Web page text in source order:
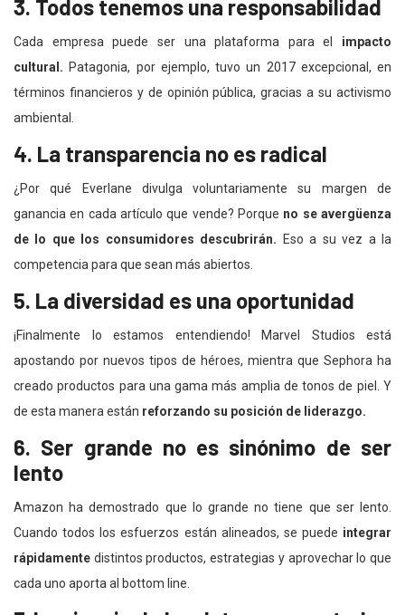
3. Todos tenemos una responsabilidad
Cada empresa puede ser una plataforma para el impacto
cultural. Patagonia, por ejemplo, tuvo un 2017 excepcional, en
términos financieros y de opinión pública, gracias a su activismo
ambiental.
4. La transparencia no es radical
¿Por qué Everlane divulga voluntariamente su margen de
ganancia en cada artículo que vende? Porque no se avergüenza
de lo que los consumidores descubrirán. Eso a su vez a la
competencia para que sean más abiertos.
5. La diversidad es una oportunidad
¡Finalmente lo estamos entendiendo! Marvel Studios está
apostando por nuevos tipos de héroes, mientra que Sephora ha
creado productos para una gama más amplia de tonos de piel. Y
de esta manera están reforzando su posición de liderazgo.
6. Ser grande no es sinónimo de ser
lento
Amazon ha demostrado que lo grande no tiene que ser lento.
Cuando todos los esfuerzos están alineados, se puede integrar
rápidamente distintos productos, estrategias y aprovechar lo que
cada uno aporta al bottom line.